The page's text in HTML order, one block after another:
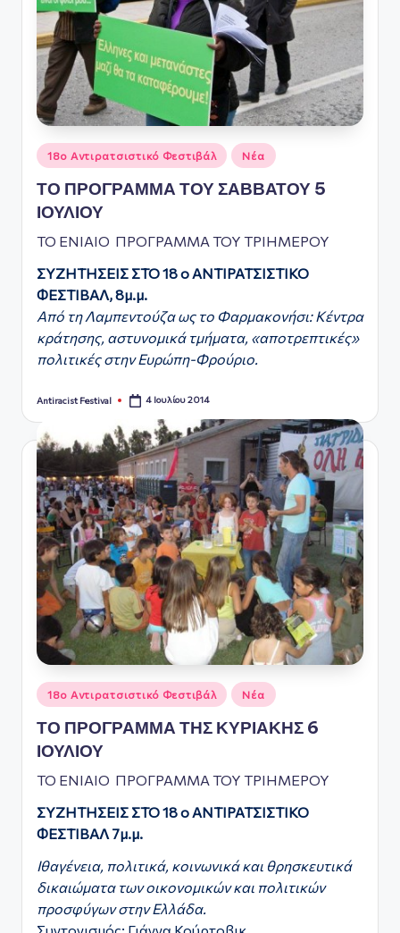
Αναρτήθηκε
σε
18ο Αντιρατσιστικό Φεστιβάλ Νέα
ΤΟ ΠΡΟΓΡΑΜΜΑ ΤΟΥ ΣΑΒΒΑΤΟΥ 5
ΙΟΥΛΙΟΥ
ΤΟ ΕΝΙΑΙΟ ΠΡΟΓΡΑΜΜΑ ΤΟΥ ΤΡΙΗΜΕΡΟΥ
ΣΥΖΗΤΗΣΕΙΣ ΣΤΟ 18 ο ΑΝΤΙΡΑΤΣΙΣΤΙΚΟ
ΦΕΣΤΙΒΑΛ, 8μ.μ.
Από τη Λαμπεντούζα ως το Φαρμακονήσι: Κέντρα
κράτησης, αστυνομικά τμήματα, «αποτρεπτικές»
πολιτικές στην Ευρώπη-Φρούριο.
Συγγραφέας:
Antiracist Festival 4 Ιουλίου 2014
Αναρτήθηκε
σε
18ο Αντιρατσιστικό Φεστιβάλ Νέα
ΤΟ ΠΡΟΓΡΑΜΜΑ ΤΗΣ ΚΥΡΙΑΚΗΣ 6
ΙΟΥΛΙΟΥ
ΤΟ ΕΝΙΑΙΟ ΠΡΟΓΡΑΜΜΑ ΤΟΥ ΤΡΙΗΜΕΡΟΥ
ΣΥΖΗΤΗΣΕΙΣ ΣΤΟ 18 ο ΑΝΤΙΡΑΤΣΙΣΤΙΚΟ
ΦΕΣΤΙΒΑΛ 7μ.μ.
Ιθαγένεια, πολιτικά, κοινωνικά και θρησκευτικά
δικαιώματα των οικονομικών και πολιτικών
προσφύγων στην Ελλάδα.